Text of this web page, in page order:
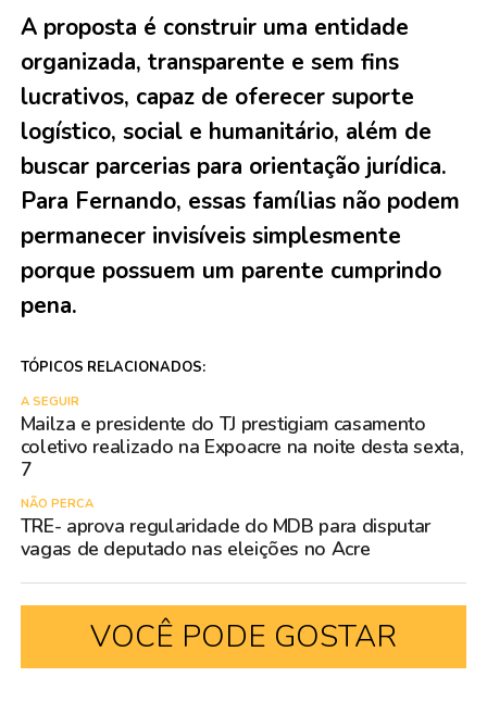
A proposta é construir uma entidade
organizada, transparente e sem fins
lucrativos, capaz de oferecer suporte
logístico, social e humanitário, além de
buscar parcerias para orientação jurídica.
Para Fernando, essas famílias não podem
permanecer invisíveis simplesmente
porque possuem um parente cumprindo
pena.
TÓPICOS RELACIONADOS:
A SEGUIR
Mailza e presidente do TJ prestigiam casamento
coletivo realizado na Expoacre na noite desta sexta,
7
NÃO PERCA
TRE- aprova regularidade do MDB para disputar
vagas de deputado nas eleições no Acre
VOCÊ PODE GOSTAR